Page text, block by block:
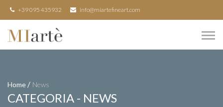
+39 095 435932 info@miartefineart.com
Home / News
CATEGORIA - NEWS